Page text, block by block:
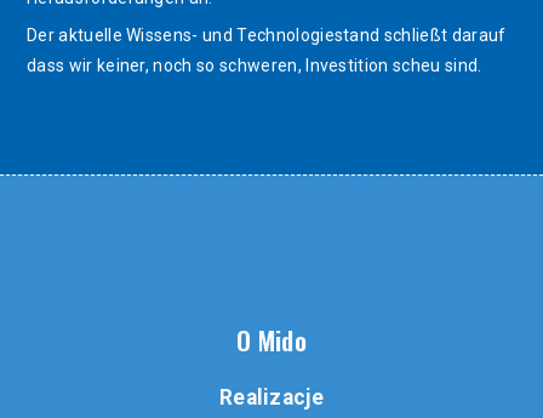
Der aktuelle Wissens- und Technologiestand schließt darauf
dass wir keiner, noch so schweren, Investition scheu sind.
O Mido
Realizacje